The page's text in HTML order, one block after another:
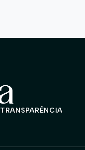
TRANSPARÊNCIA